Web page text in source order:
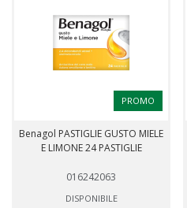
PROMO
Benagol PASTIGLIE GUSTO MIELE
E LIMONE 24 PASTIGLIE
016242063
DISPONIBILE